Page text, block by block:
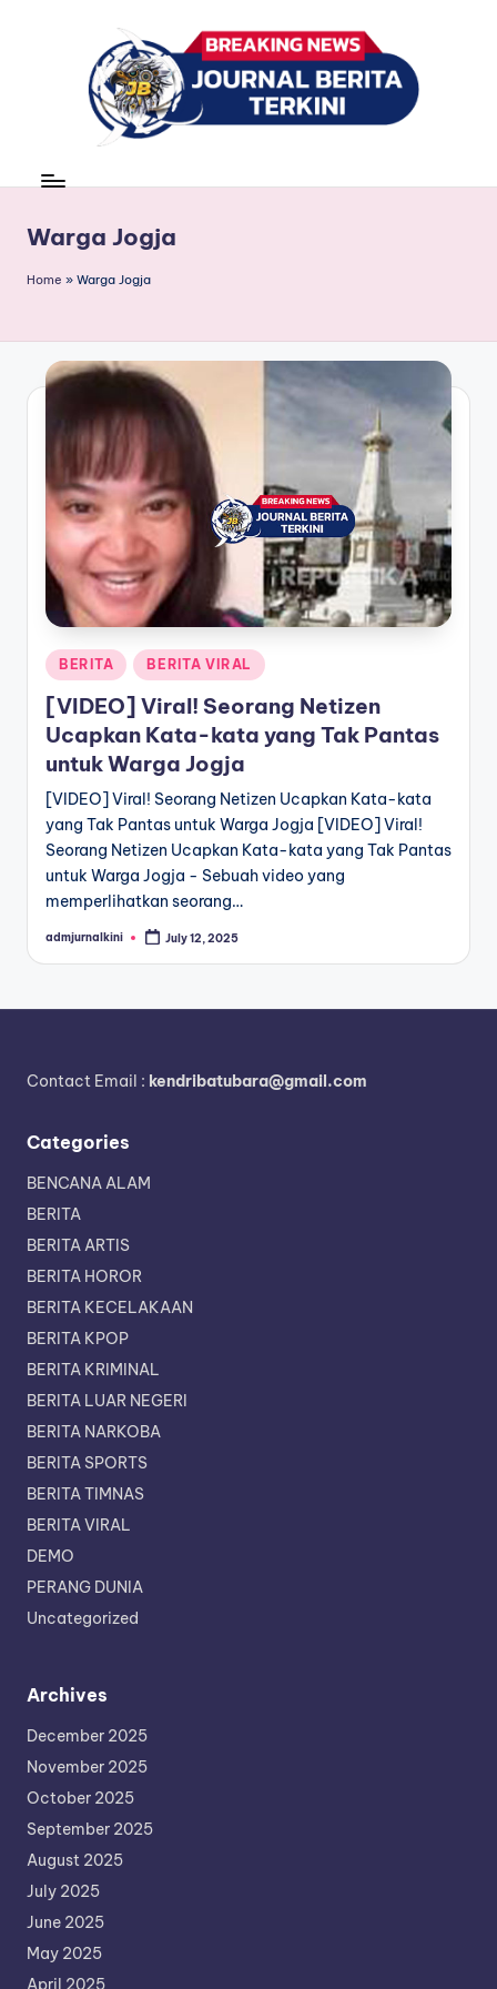
r
n
l
B
t
a
T
e
k
n
news
Warga Jogja
Home » Warga Jogja
Posted
in
BERITA BERITA VIRAL
[VIDEO] Viral! Seorang Netizen
Ucapkan Kata-kata yang Tak Pantas
untuk Warga Jogja
[VIDEO] Viral! Seorang Netizen Ucapkan Kata-kata
yang Tak Pantas untuk Warga Jogja [VIDEO] Viral!
Seorang Netizen Ucapkan Kata-kata yang Tak Pantas
untuk Warga Jogja - Sebuah video yang
memperlihatkan seorang…
Posted
admjurnalkini July 12, 2025
Contact Email : kendribatubara@gmail.com
Categories
BENCANA ALAM
BERITA
BERITA ARTIS
BERITA HOROR
BERITA KECELAKAAN
BERITA KPOP
BERITA KRIMINAL
BERITA LUAR NEGERI
BERITA NARKOBA
BERITA SPORTS
BERITA TIMNAS
BERITA VIRAL
DEMO
PERANG DUNIA
Uncategorized
Archives
December 2025
November 2025
October 2025
September 2025
August 2025
July 2025
June 2025
May 2025
April 2025